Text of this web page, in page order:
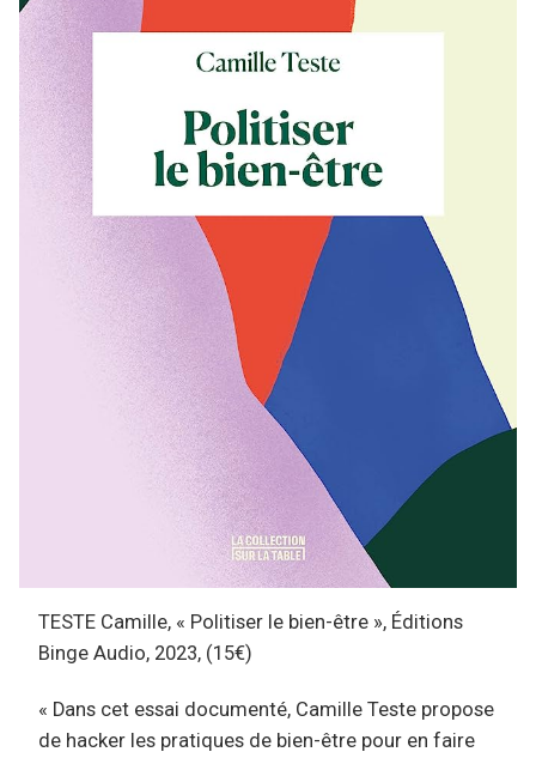
TESTE Camille, « Politiser le bien-être », Éditions
Binge Audio, 2023, (15€)
« Dans cet essai documenté, Camille Teste propose
de hacker les pratiques de bien-être pour en faire